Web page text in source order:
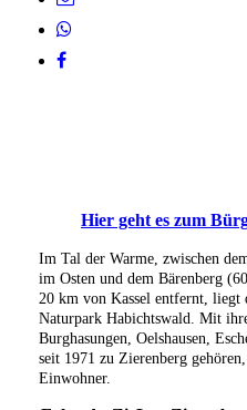
Hier geht es zum
Im Tal der Warme, zwischen
im Osten und dem Bärenberg
20 km von Kassel entfernt, liegt
Naturpark Habichtswald. Mit
Burghasungen, Oelshausen,
seit 1971 zu Zierenberg
Einwohner.